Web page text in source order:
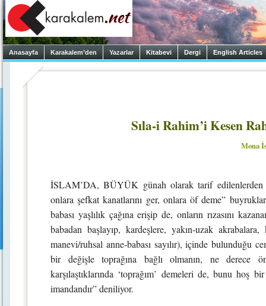
Anasayfa Karakalem’den Yazarlar Kitabevi Dergi English Articles
Sıla-i Rahim’i Kesen
Mona
İSLAM’DA, BÜYÜK günah olarak tarif edilenlerden
onlara şefkat kanatlarını ger, onlara öf deme”
babası yaşlılık çağına erişip de, onların rızasını
babadan başlayıp, kardeşlere, yakın-uzak
manevi/ruhsal anne-babası sayılır), içinde bulunduğu
bir değişle toprağına bağlı olmanın, ne derece
karşılaştıklarında ‘toprağım’ demeleri de, bunu
imandandır” deniliyor.